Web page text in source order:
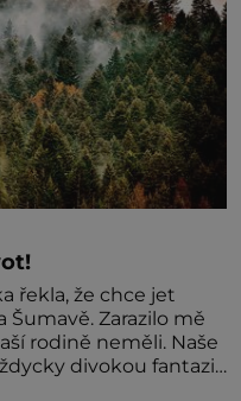
řekla, že chce jet
Zarazilo mě
rodině neměli. Naše
divokou fantazii.